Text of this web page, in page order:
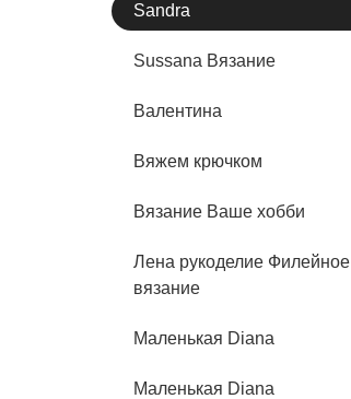
Sandra
Sussana Вязание
Валентина
Вяжем крючком
Вязание Ваше хобби
Лена рукоделие Филейное
вязание
Маленькая Diana
Маленькая Diana